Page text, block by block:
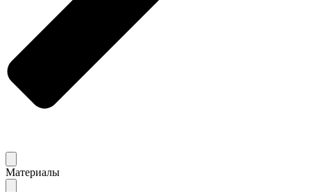
Материалы